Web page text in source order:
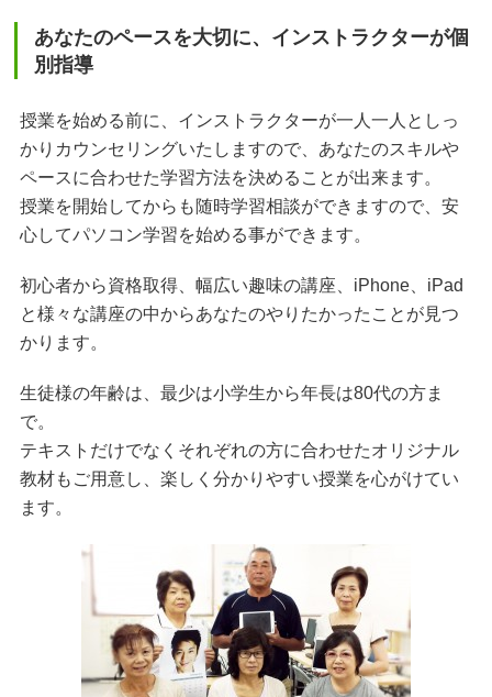
あなたのペースを大切に、インストラクターが個
別指導
授業を始める前に、インストラクターが一人一人としっ
かりカウンセリングいたしますので、あなたのスキルや
ペースに合わせた学習方法を決めることが出来ます。
授業を開始してからも随時学習相談ができますので、安
心してパソコン学習を始める事ができます。
初心者から資格取得、幅広い趣味の講座、iPhone、iPad
と様々な講座の中からあなたのやりたかったことが見つ
かります。
生徒様の年齢は、最少は小学生から年長は80代の方ま
で。
テキストだけでなくそれぞれの方に合わせたオリジナル
教材もご用意し、楽しく分かりやすい授業を心がけてい
ます。